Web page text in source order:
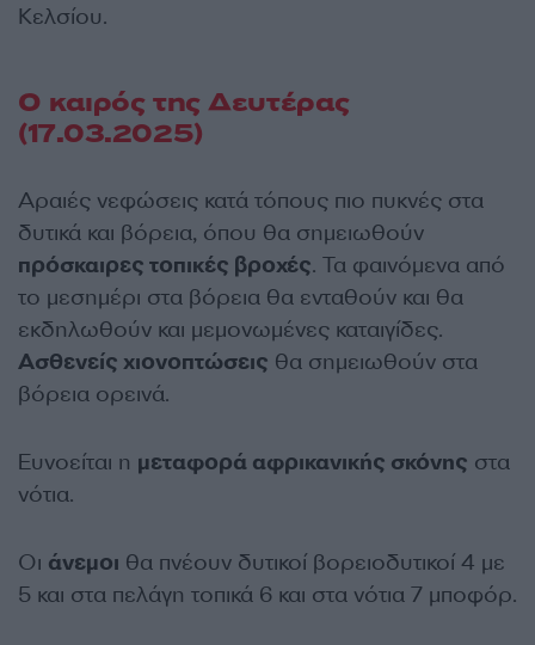
Κελσίου.
Ο καιρός της Δευτέρας
(17.03.2025)
Αραιές νεφώσεις κατά τόπους πιο πυκνές στα
δυτικά και βόρεια, όπου θα σημειωθούν
πρόσκαιρες τοπικές βροχές. Τα φαινόμενα από
το μεσημέρι στα βόρεια θα ενταθούν και θα
εκδηλωθούν και μεμονωμένες καταιγίδες.
Ασθενείς χιονοπτώσεις θα σημειωθούν στα
βόρεια ορεινά.
Ευνοείται η μεταφορά αφρικανικής σκόνης στα
νότια.
Οι άνεμοι θα πνέουν δυτικοί βορειοδυτικοί 4 με
5 και στα πελάγη τοπικά 6 και στα νότια 7 μποφόρ.